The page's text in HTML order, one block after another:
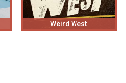
Weird West